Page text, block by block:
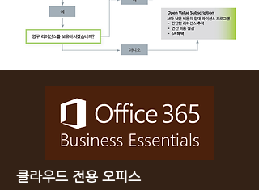
클라우드 전용 오피스